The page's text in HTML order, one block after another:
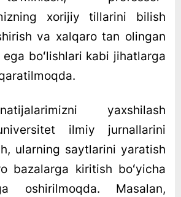
xorijiy tillarini bilish
va xalqaro tan olingan
boʻlishlari kabi jihatlarga
yaxshilash
ilmiy jurnallarini
ularning saytlarini yaratish
bazalarga kiritish boʻyicha
oshirilmoqda. Masalan,